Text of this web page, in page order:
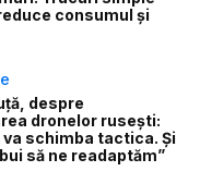
consumul și
despre
dronelor rusești:
va schimba tactica. Și
să ne readaptăm”